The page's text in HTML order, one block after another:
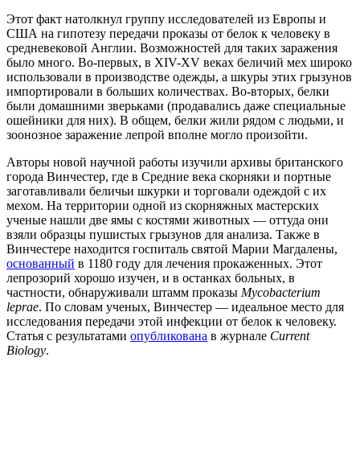
Этот факт натолкнул группу исследователей из Европы и
США на гипотезу передачи проказы от белок к человеку в
средневековой Англии. Возможностей для таких заражения
было много. Во-первых, в XIV-XV веках беличий мех широко
использовали в производстве одежды, а шкуры этих грызунов
импортировали в больших количествах. Во-вторых, белки
были домашними зверьками (продавались даже специальные
ошейники для них). В общем, белки жили рядом с людьми, и
зоонозное заражение лепрой вполне могло произойти.
Авторы новой научной работы изучили архивы британского
города Винчестер, где в Средние века скорняки и портные
заготавливали беличьи шкурки и торговали одеждой с их
мехом. На территории одной из скорняжных мастерских
ученые нашли две ямы с костями животных — оттуда они
взяли образцы пушистых грызунов для анализа. Также в
Винчестере находится госпиталь святой Марии Магдалены,
основанный в 1180 году для лечения прокаженных. Этот
лепрозорий хорошо изучен, и в останках больных, в
частности, обнаруживали штамм проказы Mycobacterium
leprae. По словам ученых, Винчестер — идеальное место для
исследования передачи этой инфекции от белок к человеку.
Статья с результатами опубликована в журнале Current
Biology.